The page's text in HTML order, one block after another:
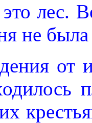
лес.
не
от